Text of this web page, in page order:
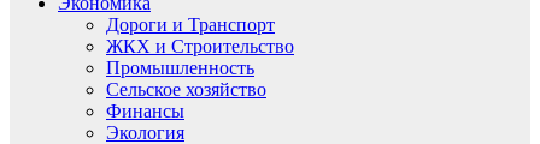
Дороги и Транспорт
ЖКХ и Строительство
Промышленность
Сельское хозяйство
Финансы
Экология